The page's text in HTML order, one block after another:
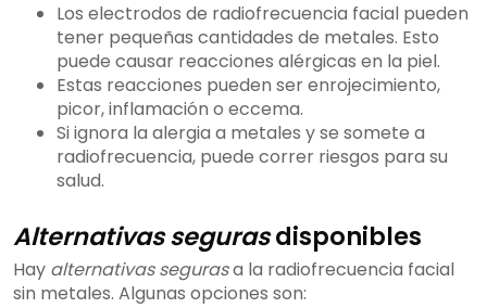
Los electrodos de radiofrecuencia facial pueden
tener pequeñas cantidades de metales. Esto
puede causar reacciones alérgicas en la piel.
Estas reacciones pueden ser enrojecimiento,
picor, inflamación o eccema.
Si ignora la alergia a metales y se somete a
radiofrecuencia, puede correr riesgos para su
salud.
Alternativas segurasdisponibles
Hay alternativas segurasa la radiofrecuencia facial
sin metales. Algunas opciones son: